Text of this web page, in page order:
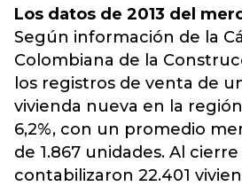
Los datos de 2013 del
Según información de la
Colombiana de la
los registros de venta de
vivienda nueva en la
6,2%, con un promedio
de 1.867 unidades. Al cierre
contabilizaron 22.401